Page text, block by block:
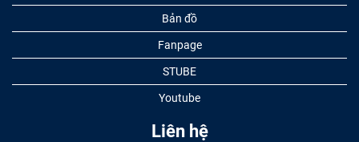
Bản đồ
Fanpage
STUBE
Youtube
Liên hệ